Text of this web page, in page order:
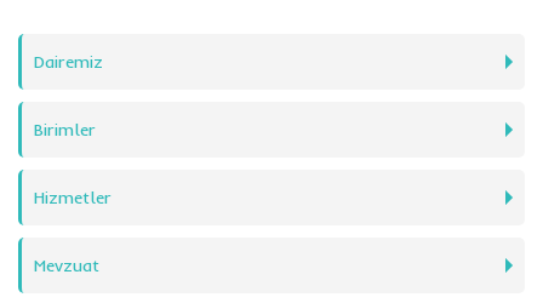
Dairemiz
Birimler
Hizmetler
Mevzuat